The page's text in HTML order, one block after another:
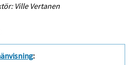
Ville Vertanen
: